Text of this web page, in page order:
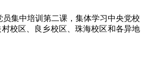
集中培训第二课，集体学习中央党校
校区、良乡校区、珠海校区和各异地